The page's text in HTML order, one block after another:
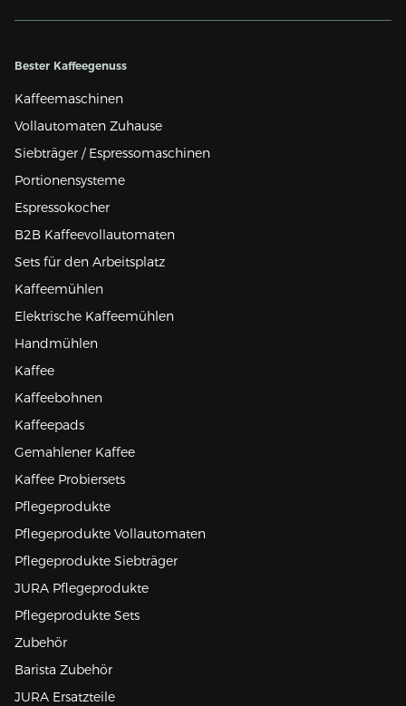
Bester Kaffeegenuss
Kaffeemaschinen
Vollautomaten Zuhause
Siebträger / Espressomaschinen
Portionensysteme
Espressokocher
B2B Kaffeevollautomaten
Sets für den Arbeitsplatz
Kaffeemühlen
Elektrische Kaffeemühlen
Handmühlen
Kaffee
Kaffeebohnen
Kaffeepads
Gemahlener Kaffee
Kaffee Probiersets
Pflegeprodukte
Pflegeprodukte Vollautomaten
Pflegeprodukte Siebträger
JURA Pflegeprodukte
Pflegeprodukte Sets
Zubehör
Barista Zubehör
JURA Ersatzteile